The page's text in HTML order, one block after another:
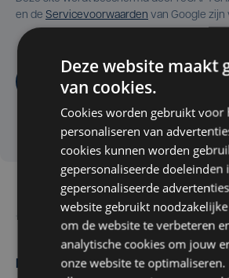
en de Servicevoorwaarden van Google zijn
Aanvragen
Maak zelf het nieuws
Deze website maakt
van cookies.
Cookies worden gebruikt voor
personaliseren van
cookies kunnen worden
gepersonaliseerde doeleinden
gepersonaliseerde
website gebruikt
om de website te verbeteren
analytische cookies om jouw
onze website te optimaliseren.